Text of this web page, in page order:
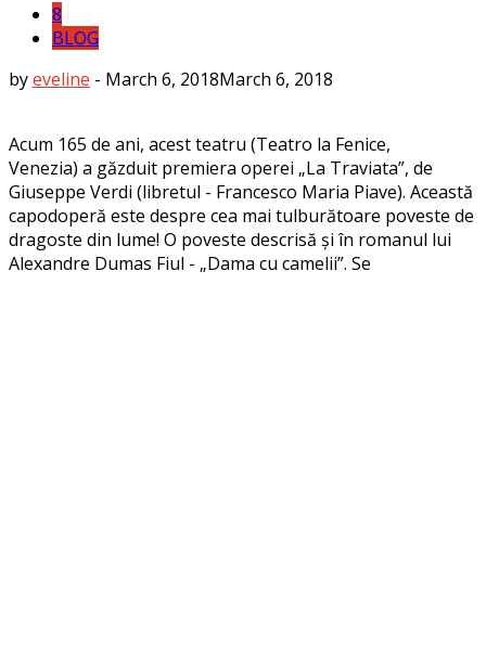
8
BLOG
byeveline - March 6, 2018March 6, 2018
Acum 165 de ani, acest teatru (Teatro la Fenice,
Venezia) a găzduit premiera operei „La Traviata”, de
Giuseppe Verdi (libretul - Francesco Maria Piave). Această
capodoperă este despre cea mai tulburătoare poveste de
dragoste din lume! O poveste descrisă și în romanul lui
Alexandre Dumas Fiul - „Dama cu camelii”. Se